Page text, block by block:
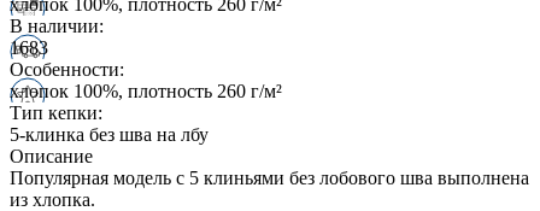
В наличии:
1683
Особенности:
хлопок 100%, плотность 260 г/м²
Тип кепки:
5-клинка без шва на лбу
Описание
Популярная модель с 5 клиньями без лобового шва выполнена
из хлопка.